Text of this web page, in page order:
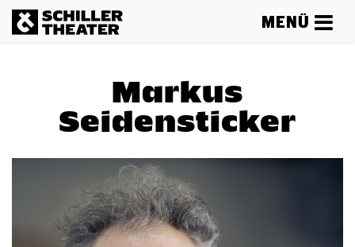
MENÜ
Markus
Seidensticker